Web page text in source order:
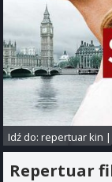
Idź do:repertuar kin |
Repertuar